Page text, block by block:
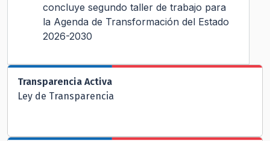
concluye segundo taller de trabajo para
la Agenda de Transformación del Estado
2026-2030
Transparencia Activa
Ley de Transparencia